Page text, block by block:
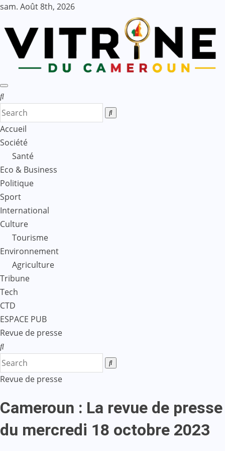
Skip
content
sam. Août 8th, 2026
Accueil
Société
Santé
Eco & Business
Politique
Sport
International
Culture
Tourisme
Environnement
Agriculture
Tribune
Tech
CTD
ESPACE PUB
Revue de presse
Revue de presse
Cameroun : La revue de presse
du mercredi 18 octobre 2023